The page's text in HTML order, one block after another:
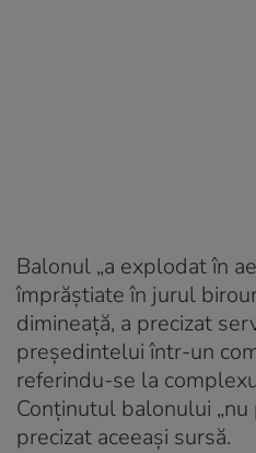
Balonul „a explodat în
împrăştiate în jurul
dimineaţă, a precizat
preşedintelui într-un
referindu-se la
Conţinutul balonului „nu
precizat aceeaşi sursă.